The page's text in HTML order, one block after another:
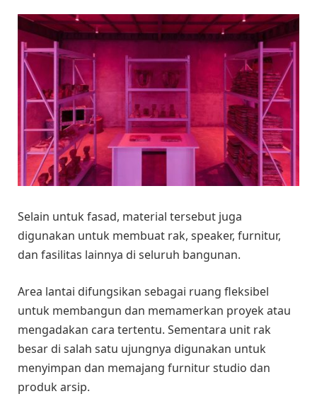
Selain untuk fasad, material tersebut juga
digunakan untuk membuat rak, speaker, furnitur,
dan fasilitas lainnya di seluruh bangunan.
Area lantai difungsikan sebagai ruang fleksibel
untuk membangun dan memamerkan proyek atau
mengadakan cara tertentu. Sementara unit rak
besar di salah satu ujungnya digunakan untuk
menyimpan dan memajang furnitur studio dan
produk arsip.